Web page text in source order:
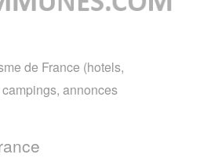
de France (hotels,
annonces